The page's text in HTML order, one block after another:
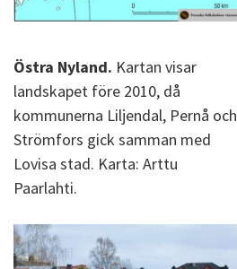
Östra Nyland. Kartan visar
landskapet före 2010, då
kommunerna Liljendal, Pernå och
Strömfors gick samman med
Lovisa stad. Karta: Arttu
Paarlahti.